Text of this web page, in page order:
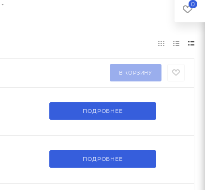
В КОРЗИНУ
ПОДРОБНЕЕ
ПОДРОБНЕЕ
0